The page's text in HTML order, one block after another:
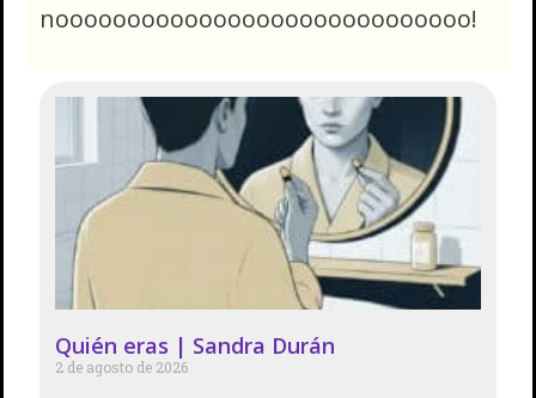
nooooooooooooooooooooooooooooo!
Quién eras | Sandra Durán
2 de agosto de 2026